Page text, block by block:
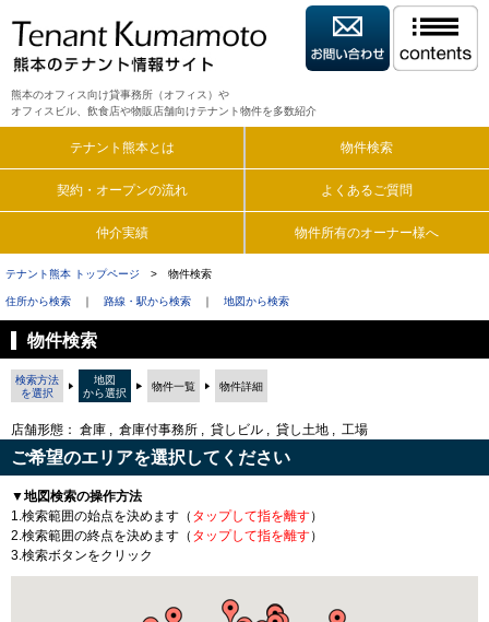
熊本のオフィス向け貸事務所（オフィス）や
オフィスビル、飲食店や物販店舗向けテナント物件を多数紹介
テナント熊本とは 物件検索
契約・オープンの流れ よくあるご質問
仲介実績 物件所有のオーナー様へ
テナント熊本 トップページ > 物件検索
住所から検索 ｜ 路線・駅から検索 ｜ 地図から検索
物件検索
検索方法
を選択
地図
から選択
物件一覧 物件詳細
店舗形態： 倉庫 , 倉庫付事務所 , 貸しビル , 貸し土地 , 工場
ご希望のエリアを選択してください
▼地図検索の操作方法
1.検索範囲の始点を決めます（ タップして指を離す）
2.検索範囲の終点を決めます（ タップして指を離す）
3.検索ボタンをクリック